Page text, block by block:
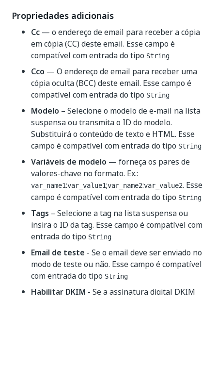
Propriedades adicionais
Cc — o endereço de email para receber a cópia
em cópia (CC) deste email. Esse campo é
compatível com entrada do tipo String
Cco — O endereço de email para receber uma
cópia oculta (BCC) deste email. Esse campo é
compatível com entrada do tipo String
Modelo – Selecione o modelo de e-mail na lista
suspensa ou transmita o ID do modelo.
Substituirá o conteúdo de texto e HTML. Esse
campo é compatível com entrada do tipo String
Variáveis de modelo — forneça os pares de
valores-chave no formato. Ex.:
var_name1:var_value1;var_name2:var_value2. Esse
campo é compatível com entrada do tipo String
Tags – Selecione a tag na lista suspensa ou
insira o ID da tag. Esse campo é compatível com
entrada do tipo String
Email de teste - Se o email deve ser enviado no
modo de teste ou não. Esse campo é compatível
com entrada do tipo String
Habilitar DKIM - Se a assinatura digital DKIM